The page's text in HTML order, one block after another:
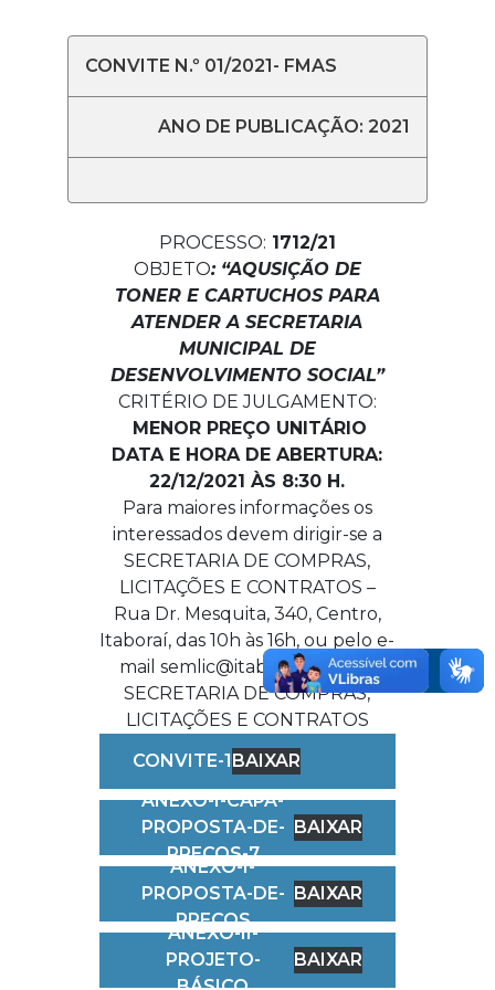
CONVITE N.º 01/2021- FMAS
ANO DE PUBLICAÇÃO: 2021
PROCESSO: 1712/21
OBJETO: “AQUSIÇÃO DE
TONER E CARTUCHOS PARA
ATENDER A SECRETARIA
MUNICIPAL DE
DESENVOLVIMENTO SOCIAL”
CRITÉRIO DE JULGAMENTO:
MENOR PREÇO UNITÁRIO
DATA E HORA DE ABERTURA:
22/12/2021 ÀS 8:30 H.
Para maiores informações os
interessados devem dirigir-se a
SECRETARIA DE COMPRAS,
LICITAÇÕES E CONTRATOS –
Rua Dr. Mesquita, 340, Centro,
Itaboraí, das 10h às 16h, ou pelo e-
mail semlic@itaborai.rj.gov.br.
SECRETARIA DE COMPRAS,
LICITAÇÕES E CONTRATOS
CONVITE-1BAIXAR
ANEXO-I-CAPA-
PROPOSTA-DE-
PREÇOS-7
BAIXAR
ANEXO-I-
PROPOSTA-DE-
PREÇOS
BAIXAR
ANEXO-II-
PROJETO-
BAIXAR